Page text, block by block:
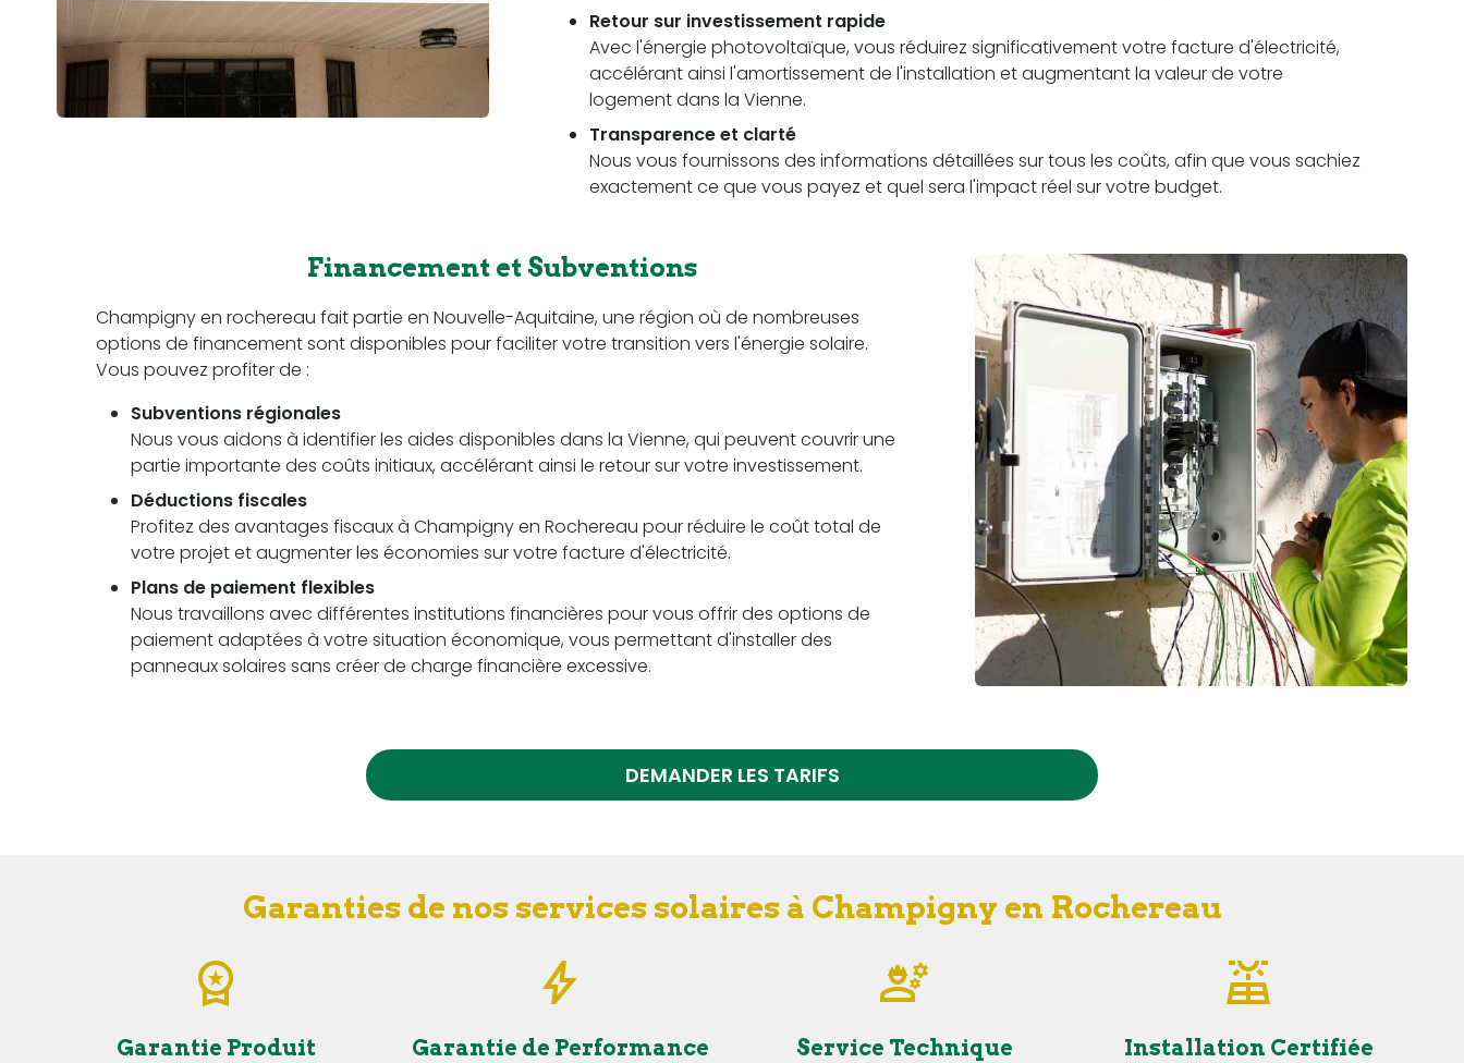
Retour sur investissement rapide
Avec l'énergie photovoltaïque, vous réduirez significativement votre facture d'électricité,
accélérant ainsi l'amortissement de l'installation et augmentant la valeur de votre
logement dans la Vienne.
Transparence et clarté
Nous vous fournissons des informations détaillées sur tous les coûts, afin que vous sachiez
exactement ce que vous payez et quel sera l'impact réel sur votre budget.
Financement et Subventions
Champigny en rochereau fait partie en Nouvelle-Aquitaine, une région où de nombreuses
options de financement sont disponibles pour faciliter votre transition vers l'énergie solaire.
Vous pouvez profiter de :
Subventions régionales
Nous vous aidons à identifier les aides disponibles dans la Vienne, qui peuvent couvrir une
partie importante des coûts initiaux, accélérant ainsi le retour sur votre investissement.
Déductions fiscales
Profitez des avantages fiscaux à Champigny en Rochereau pour réduire le coût total de
votre projet et augmenter les économies sur votre facture d'électricité.
Plans de paiement flexibles
Nous travaillons avec différentes institutions financières pour vous offrir des options de
paiement adaptées à votre situation économique, vous permettant d'installer des
panneaux solaires sans créer de charge financière excessive.
DEMANDER LES TARIFS
Garanties de nos services solaires à Champigny en Rochereau
Garantie Produit Garantie de Performance Service Technique Installation Certifiée